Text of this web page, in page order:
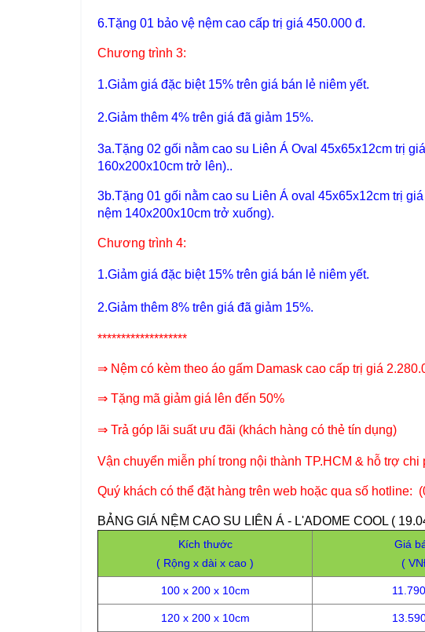
6.Tặng 01 bảo vệ nệm cao cấp trị giá 450.000 đ.
Chương trình 3:
1.Giảm giá đặc biệt 15% trên giá bán lẻ niêm yết.
2.Giảm thêm 4% trên giá đã giảm 15%.
3a.Tặng 02 gối nằm cao su Liên Á Oval 45x65x12cm trị
160x200x10cm trở lên)..
3b.Tặng 01 gối nằm cao su Liên Á oval 45x65x12cm trị
nệm 140x200x10cm trở xuống).
Chương trình 4:
1.Giảm giá đặc biệt 15% trên giá bán lẻ niêm yết.
2.Giảm thêm 8% trên giá đã giảm 15%.
*******************
⇒ Nệm có kèm theo áo gấm Damask cao cấp trị giá
⇒ Tặng mã giảm giá lên đến 50%
⇒ Trả góp lãi suất ưu đãi (khách hàng có thẻ tín dụng)
Vận chuyển miễn phí trong nội thành TP.HCM & hỗ trợ chi
Quý khách có thể đặt hàng trên web hoặc qua số hotline:
BẢNG GIÁ NỆM CAO SU LIÊN Á - L'ADOME COOL (
Kích thước
( Rộng x dài x cao )
Giá
(
100 x 200 x 10cm
120 x 200 x 10cm